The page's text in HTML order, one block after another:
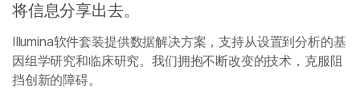
将信息分享出去。
Illumina软件套装提供数据解决方案，支持从设置到分析的基
因组学研究和临床研究。我们拥抱不断改变的技术，克服阻
挡创新的障碍。